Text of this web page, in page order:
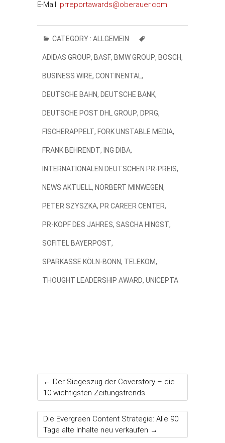
E-Mail: prreportawards@oberauer.com
CATEGORY : ALLGEMEIN
ADIDAS GROUP, BASF, BMW GROUP, BOSCH,
BUSINESS WIRE, CONTINENTAL ,
DEUTSCHE BAHN, DEUTSCHE BANK,
DEUTSCHE POST DHL GROUP, DPRG,
FISCHERAPPELT, FORK UNSTABLE MEDIA,
FRANK BEHRENDT, ING DIBA,
INTERNATIONALEN DEUTSCHEN PR-PREIS,
NEWS AKTUELL , NORBERT MINWEGEN,
PETER SZYSZKA, PR CAREER CENTER,
PR-KOPF DES JAHRES, SASCHA HINGST,
SOFITEL BAYERPOST,
SPARKASSE KÖLN-BONN, TELEKOM,
THOUGHT LEADERSHIP AWARD, UNICEPTA
← Der Siegeszug der Coverstory – die
10 wichtigsten Zeitungstrends
Die Evergreen Content Strategie: Alle 90
Tage alte Inhalte neu verkaufen →